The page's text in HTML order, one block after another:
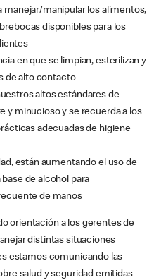
manejar/manipular los alimentos,
disponibles para los
en que se limpian, esterilizan y
de alto contacto
altos estándares de
y minucioso y se recuerda a los
adecuadas de higiene
están aumentando el uso de
de alcohol para
de manos
orientación a los gerentes de
distintas situaciones
estamos comunicando las
salud y seguridad emitidas